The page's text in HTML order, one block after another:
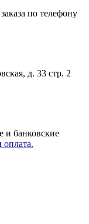
по телефону
д. 33 стр. 2
и банковские
оплата.